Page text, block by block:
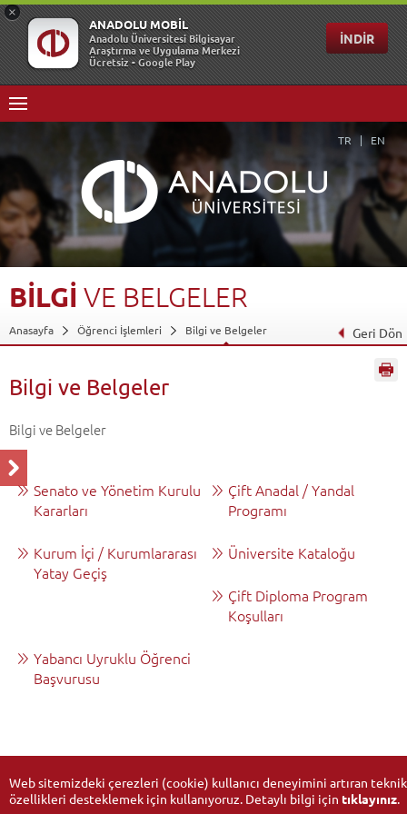
TR EN
BİLGİ VE BELGELER
Anasayfa Öğrenci İşlemleri Bilgi ve Belgeler Geri Dön
Bilgi ve Belgeler
Bilgi ve Belgeler
Senato ve Yönetim Kurulu
Kararları
Çift Anadal / Yandal
Programı
Kurum İçi / Kurumlararası
Yatay Geçiş
Üniversite Kataloğu
Çift Diploma Program
Koşulları
Yabancı Uyruklu Öğrenci
Başvurusu
Web sitemizdeki çerezleri (cookie) kullanıcı deneyimini artıran teknik
özellikleri desteklemek için kullanıyoruz. Detaylı bilgi için tıklayınız.